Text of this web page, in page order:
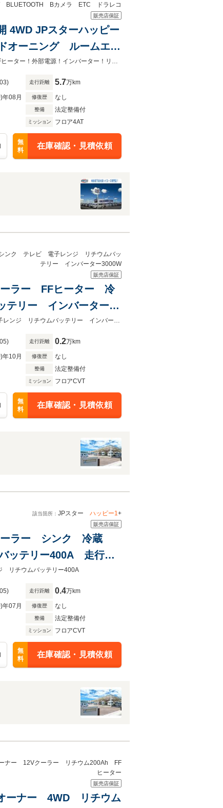
Bカメラ ETC ドラレコ
販売店保証
4WD JPスターハッピー
ーニング ルームエア
気扇 ナビ フルセグ 4WD！キャンピング！電動サイドオーニング！ソーラーパネル！ルームエアコンFFヒーター！外部電源！インバーター！リチウムイオンバッテリー！シャワー！ドラレコ！ナビ・TV・Bカメラ
走行距離 5.7万km
08月 修復歴 なし
整備 法定整備付
ミッション フロア4AT
無
料
在庫確認・見積依頼
ンク テレビ 電子レンジ リチウムバッ
テリー インバーター3000W
販売店保証
ーラー FFヒーター 冷
リー インバーター
ニング
ハッピー1入庫しました♪DCクーラー FFヒーター 冷蔵庫 シンク テレビ 電子レンジ リチウムバッテリー インバーター3000W
走行距離 0.2万km
10月 修復歴 なし
整備 法定整備付
ミッション フロアCVT
無
料
在庫確認・見積依頼
該当箇所： JPスター ハッピー1+
販売店保証
ーラー シンク 冷蔵
テリー400A 走行充
ント 外部電源 サイド
チウムバッテリー400A
走行距離 0.4万km
07月 修復歴 なし
整備 法定整備付
ミッション フロアCVT
無
料
在庫確認・見積依頼
ーナー 12Vクーラー リチウム200Ah FF
ヒーター
販売店保証
ーナー 4WD リチウム